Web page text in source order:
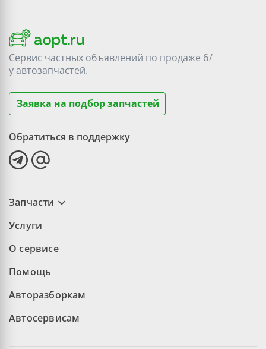
Сервис частных объявлений по продаже б/
уавтозапчастей.
Заявка на подбор запчастей
Обратиться в поддержку
Запчасти
Услуги
О сервисе
Помощь
Авторазборкам
Автосервисам